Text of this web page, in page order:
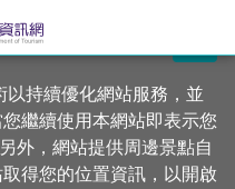
檢舉案件業務人
舉人資訊
關閉
持續優化網站服務，並
繼續使用本網站即表示您
外，網站提供周邊景點自
得您的位置資訊，以開啟